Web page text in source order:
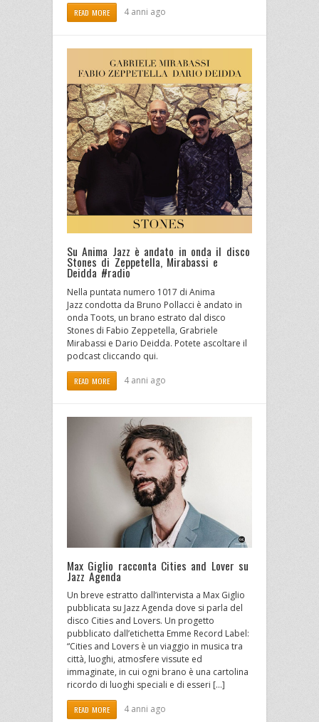
READ MORE 4 anni ago
Su Anima Jazz è andato in onda il disco
Stones di Zeppetella, Mirabassi e
Deidda #radio
Nella puntata numero 1017 di Anima
Jazz condotta da Bruno Pollacci è andato in
onda Toots, un brano estrato dal disco
Stones di Fabio Zeppetella, Grabriele
Mirabassi e Dario Deidda. Potete ascoltare il
podcast cliccando qui.
READ MORE 4 anni ago
Max Giglio racconta Cities and Lover su
Jazz Agenda
Un breve estratto dall’intervista a Max Giglio
pubblicata su Jazz Agenda dove si parla del
disco Cities and Lovers. Un progetto
pubblicato dall’etichetta Emme Record Label:
“Cities and Lovers è un viaggio in musica tra
città, luoghi, atmosfere vissute ed
immaginate, in cui ogni brano è una cartolina
ricordo di luoghi speciali e di esseri […]
READ MORE 4 anni ago